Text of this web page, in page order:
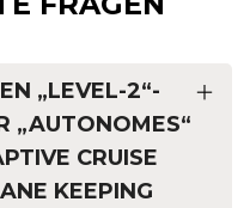
„LEVEL-2“-
„AUTONOMES“
CRUISE
KEEPING